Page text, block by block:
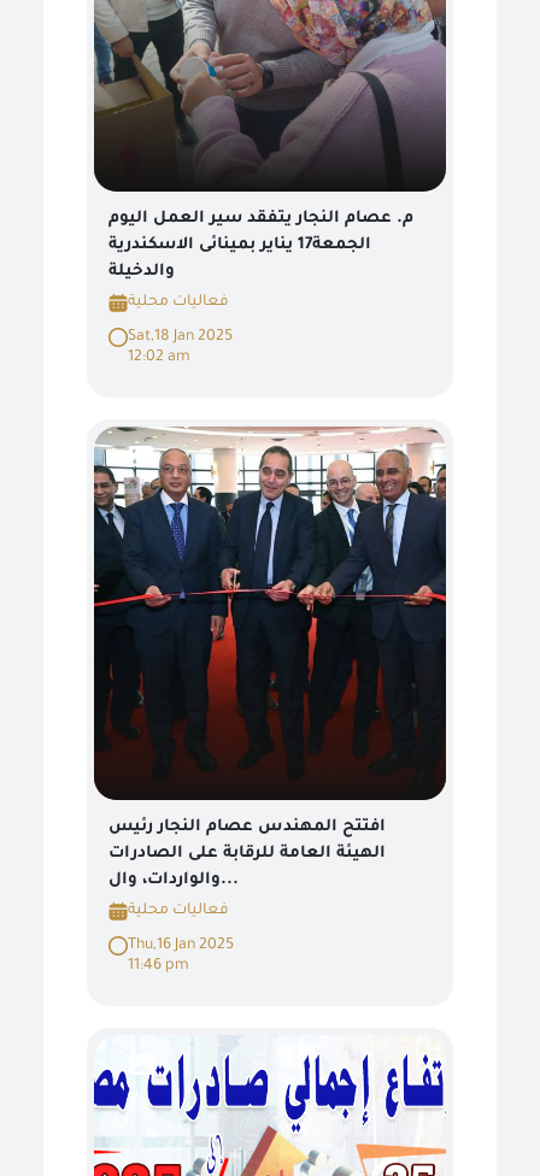
م. عصام النجار يتفقد سير العمل اليوم
الجمعة17 يناير بمينائى الاسكندرية
والدخيلة
فعاليات محلية
Sat,18 Jan 2025
12:02 am
افتتح المهندس عصام النجار رئيس
الهيئة العامة للرقابة على الصادرات
والواردات، وال...
فعاليات محلية
Thu,16 Jan 2025
11:46 pm